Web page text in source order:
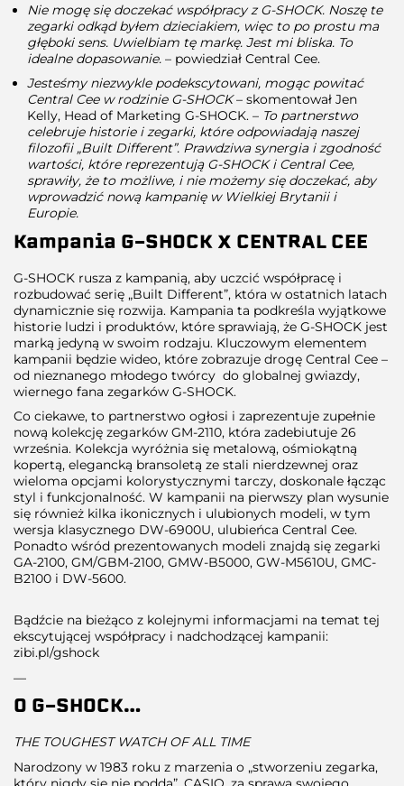
Nie mogę się doczekać współpracy z G-SHOCK. Noszę te
zegarki odkąd byłem dzieciakiem, więc to po prostu ma
głęboki sens. Uwielbiam tę markę. Jest mi bliska. To
idealne dopasowanie. – powiedział Central Cee.
Jesteśmy niezwykle podekscytowani, mogąc powitać
Central Cee w rodzinie G-SHOCK– skomentował Jen
Kelly, Head of Marketing G-SHOCK. – To partnerstwo
celebruje historie i zegarki, które odpowiadają naszej
filozofii „Built Different”. Prawdziwa synergia i zgodność
wartości, które reprezentują G-SHOCK i Central Cee,
sprawiły, że to możliwe, i nie możemy się doczekać, aby
wprowadzić nową kampanię w Wielkiej Brytanii i
Europie.
Kampania G-SHOCK X CENTRAL CEE
G-SHOCK rusza z kampanią, aby uczcić współpracę i
rozbudować serię „Built Different”, która w ostatnich latach
dynamicznie się rozwija. Kampania ta podkreśla wyjątkowe
historie ludzi i produktów, które sprawiają, że G-SHOCK jest
marką jedyną w swoim rodzaju. Kluczowym elementem
kampanii będzie wideo, które zobrazuje drogę Central Cee –
od nieznanego młodego twórcy do globalnej gwiazdy,
wiernego fana zegarków G-SHOCK.
Co ciekawe, to partnerstwo ogłosi i zaprezentuje zupełnie
nową kolekcję zegarków GM-2110, która zadebiutuje 26
września. Kolekcja wyróżnia się metalową, ośmiokątną
kopertą, elegancką bransoletą ze stali nierdzewnej oraz
wieloma opcjami kolorystycznymi tarczy, doskonale łącząc
styl i funkcjonalność. W kampanii na pierwszy plan wysunie
się również kilka ikonicznych i ulubionych modeli, w tym
wersja klasycznego DW-6900U, ulubieńca Central Cee.
Ponadto wśród prezentowanych modeli znajdą się zegarki
GA-2100, GM/GBM-2100, GMW-B5000, GW-M5610U, GMC-
B2100 i DW-5600.
Bądźcie na bieżąco z kolejnymi informacjami na temat tej
ekscytującej współpracy i nadchodzącej kampanii:
zibi.pl/gshock
—
O G-SHOCK…
THE TOUGHEST WATCH OF ALL TIME
Narodzony w 1983 roku z marzenia o „stworzeniu zegarka,